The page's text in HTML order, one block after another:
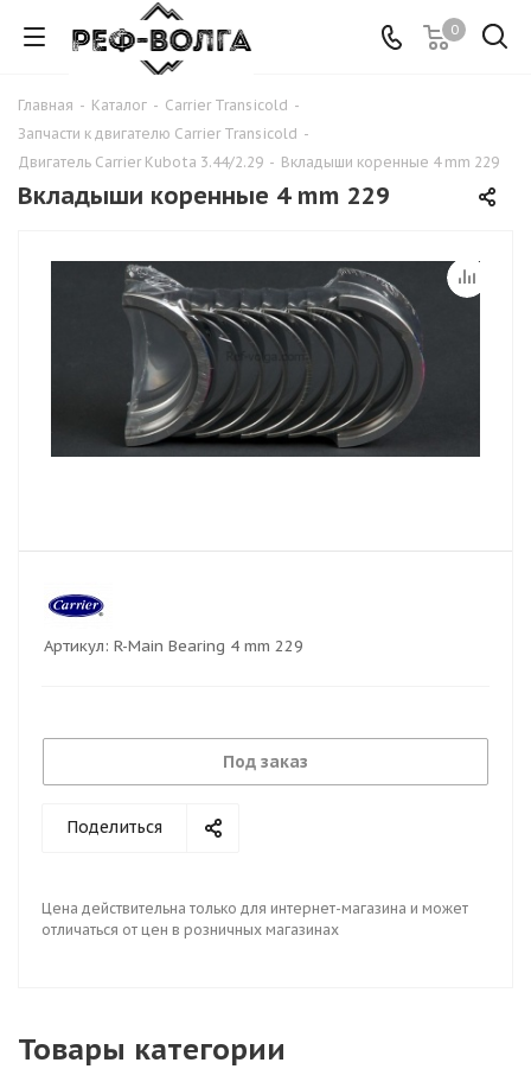
0
Главная - Каталог - Carrier Transicold -
Запчасти к двигателю Carrier Transicold -
Двигатель Carrier Kubota 3.44/2.29 - Вкладыши коренные 4 mm 229
Вкладыши коренные 4 mm 229
Артикул: R-Main Bearing 4 mm 229
Под заказ
Поделиться
Цена действительна только для интернет-магазина и может
отличаться от цен в розничных магазинах
Товары категории